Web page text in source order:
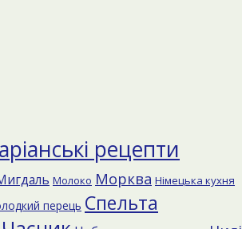
рецепти
Молоко Морква Німецька кухня
перець Спельта